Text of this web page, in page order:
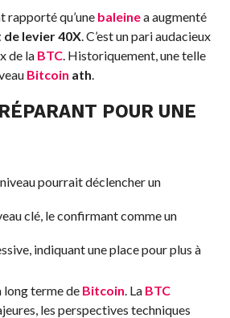
rapporté qu’une baleinea augmenté
levier 40X. C’est un pari audacieux
de la BTC. Historiquement, une telle
Bitcoin ath.
POUR UNE
pourrait déclencher un
clé, le confirmant comme un
indiquant une place pour plus à
long terme de Bitcoin. La BTC
les perspectives techniques